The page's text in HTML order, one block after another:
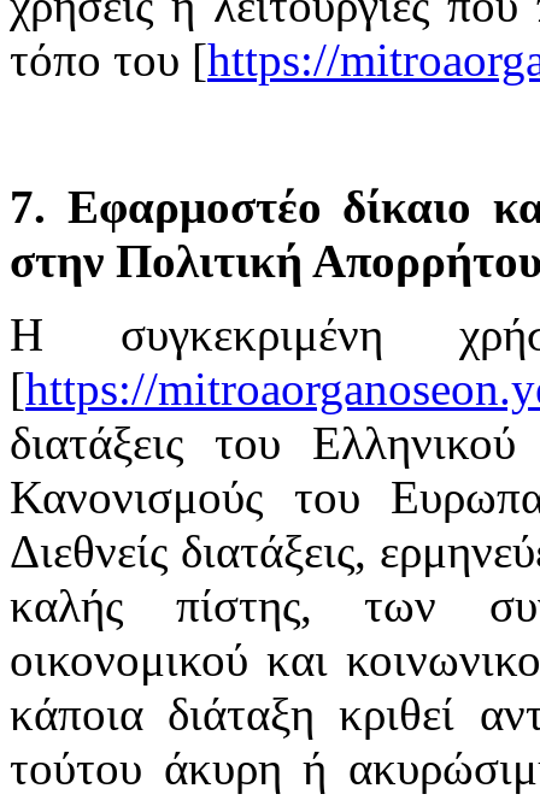
τόπο του [https://
7. Εφαρμοστέο δίκαιο
στην Πολιτική
Η συγκεκριμένη
[https://
διατάξεις του
Κανονισμούς του
Διεθνείς διατάξεις,
καλής πίστης, των
οικονομικού και
κάποια διάταξη κριθεί
τούτου άκυρη ή